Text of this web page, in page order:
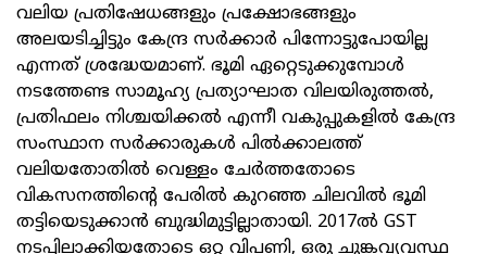
വലിയ പ്രതിഷേധങ്ങളും പ്രക്ഷോഭങ്ങളും
അലയടിച്ചിട്ടും കേന്ദ്ര സർക്കാർ പിന്നോട്ടുപോയില്ല
എന്നത് ശ്രദ്ധേയമാണ്. ഭൂമി ഏറ്റെടുക്കുമ്പോൾ
നടത്തേണ്ട സാമൂഹ്യ പ്രത്യാഘാത വിലയിരുത്തൽ,
പ്രതിഫലം നിശ്ചയിക്കൽ എന്നീ വകുപ്പുകളിൽ കേന്ദ്ര
സംസ്ഥാന സർക്കാരുകൾ പിൽക്കാലത്ത്
വലിയതോതിൽ വെള്ളം ചേർത്തതോടെ
വികസനത്തിന്റെ പേരിൽ കുറഞ്ഞ ചിലവിൽ ഭൂമി
തട്ടിയെടുക്കാൻ ബുദ്ധിമുട്ടില്ലാതായി. 2017ൽ GST
നടപ്പിലാക്കിയതോടെ ഒറ്റ വിപണി, ഒരു ചുങ്കവ്യവസ്ഥ